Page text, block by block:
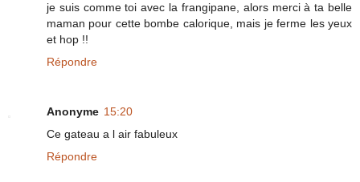
je suis comme toi avec la frangipane, alors merci à ta belle
maman pour cette bombe calorique, mais je ferme les yeux
et hop !!
Répondre
Anonyme 15:20
Ce gateau a l air fabuleux
Répondre